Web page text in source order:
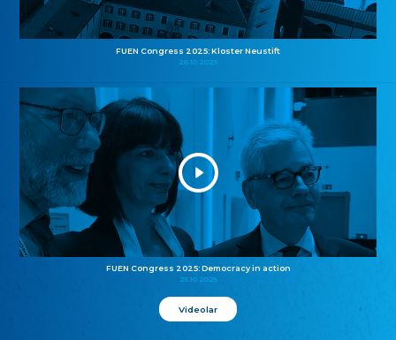
FUEN Congress 2025: Kloster Neustift
26.10.2025
FUEN Congress 2025: Democracy in action
25.10.2025
Videolar